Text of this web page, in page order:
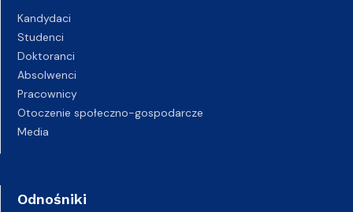
Kandydaci
Studenci
Doktoranci
Absolwenci
Pracownicy
Otoczenie społeczno-gospodarcze
Media
Odnośniki